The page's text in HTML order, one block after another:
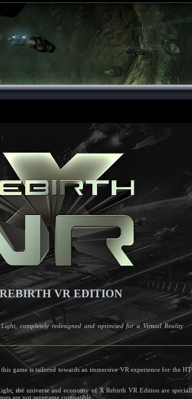
VR EDITION
completely redesigned and optimised for a Virtual Reality
game is tailored towards an immersive VR experience for the
the universe and economy of X Rebirth VR Edition are
are not savegame compatible.